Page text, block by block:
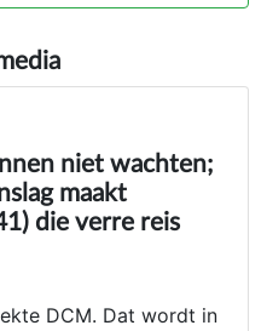
niet wachten;
maakt
die verre reis
DCM. Dat wordt in